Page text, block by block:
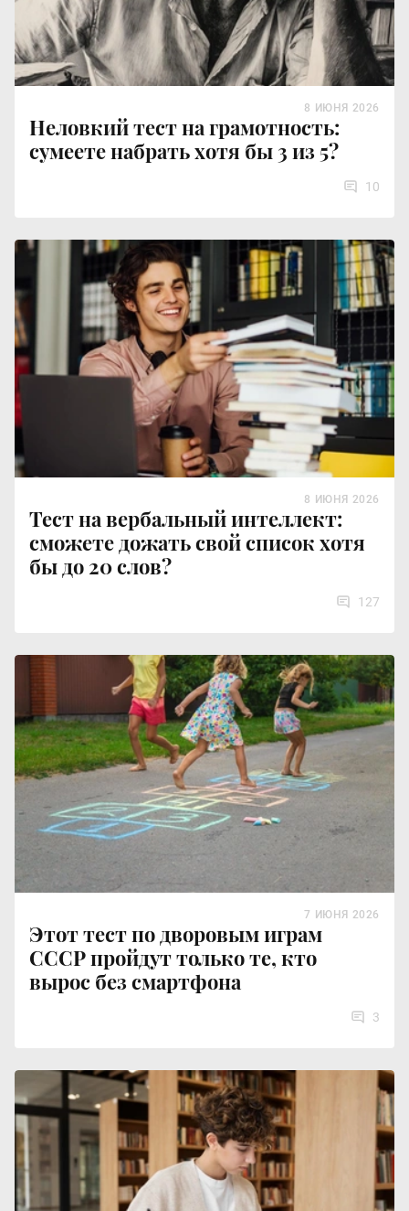
Неловкий тест на грамотность:
сумеете набрать хотя бы 3 из 5?
8 ИЮНЯ 2026
10
Тест на вербальный интеллект:
сможете дожать свой список хотя
бы до 20 слов?
8 ИЮНЯ 2026
127
Этот тест по дворовым играм
СССР пройдут только те, кто
вырос без смартфона
7 ИЮНЯ 2026
3